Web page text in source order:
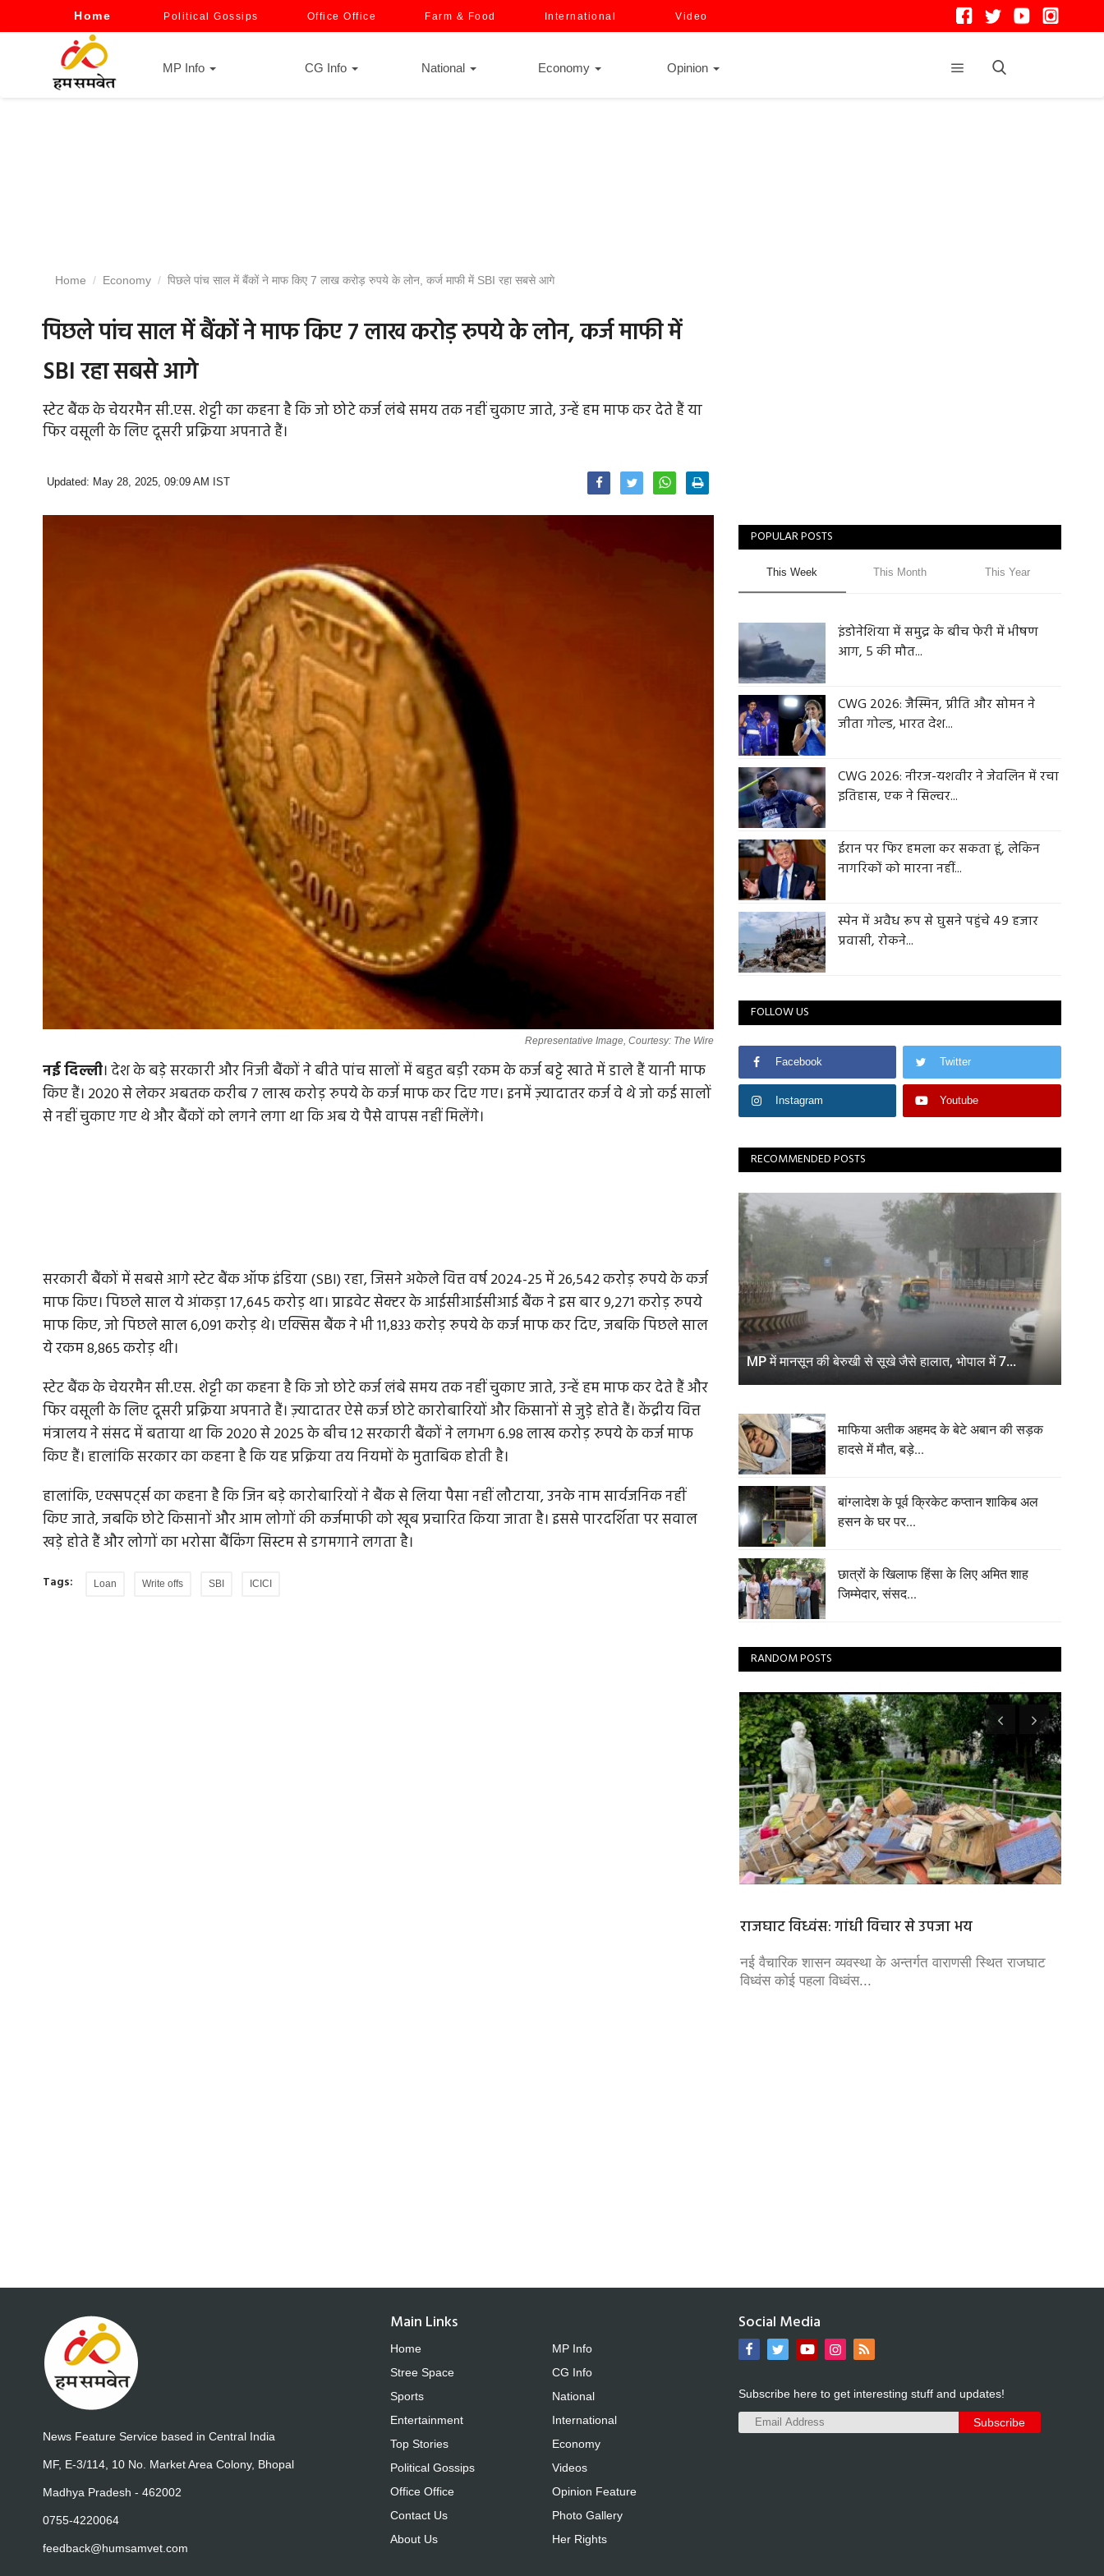
Home Political Gossips Office Office Farm & Food International Video
MP Info CG Info National Economy Opinion
Home Economy पिछले पांच साल में बैंकों ने माफ किए 7 लाख करोड़ रुपये के लोन, कर्ज माफी में SBI रहा सबसे आगे
पिछले पांच साल में बैंकों ने माफ किए 7 लाख करोड़ रुपये के लोन, कर्ज माफी में
SBI रहा सबसे आगे
स्टेट बैंक के चेयरमैन सी.एस. शेट्टी का कहना है कि जो छोटे कर्ज लंबे समय तक नहीं चुकाए जाते, उन्हें हम माफ कर देते हैं या
फिर वसूली के लिए दूसरी प्रक्रिया अपनाते हैं।
Updated: May 28, 2025, 09:09 AM IST
Representative Image, Courtesy: The Wire
नईदिल्ली। देश के बड़े सरकारी और निजी बैंकों ने बीते पांच सालों में बहुत बड़ी रकम के कर्ज बट्टे खाते में डाले हैं यानी माफ
किए हैं। 2020 से लेकर अबतक करीब 7 लाख करोड़ रुपये के कर्ज माफ कर दिए गए। इनमें ज़्यादातर कर्ज वे थे जो कई सालों
से नहीं चुकाए गए थे और बैंकों को लगने लगा था कि अब ये पैसे वापस नहीं मिलेंगे।
सरकारी बैंकों में सबसे आगे स्टेट बैंक ऑफ इंडिया (SBI) रहा, जिसने अकेले वित्त वर्ष 2024-25 में 26,542 करोड़ रुपये के कर्ज
माफ किए। पिछले साल ये आंकड़ा 17,645 करोड़ था। प्राइवेट सेक्टर के आईसीआईसीआई बैंक ने इस बार 9,271 करोड़ रुपये
माफ किए, जो पिछले साल 6,091 करोड़ थे। एक्सिस बैंक ने भी 11,833 करोड़ रुपये के कर्ज माफ कर दिए, जबकि पिछले साल
ये रकम 8,865 करोड़ थी।
स्टेट बैंक के चेयरमैन सी.एस. शेट्टी का कहना है कि जो छोटे कर्ज लंबे समय तक नहीं चुकाए जाते, उन्हें हम माफ कर देते हैं और
फिर वसूली के लिए दूसरी प्रक्रिया अपनाते हैं। ज़्यादातर ऐसे कर्ज छोटे कारोबारियों और किसानों से जुड़े होते हैं। केंद्रीय वित्त
मंत्रालय ने संसद में बताया था कि 2020 से 2025 के बीच 12 सरकारी बैंकों ने लगभग 6.98 लाख करोड़ रुपये के कर्ज माफ
किए हैं। हालांकि सरकार का कहना है कि यह प्रक्रिया तय नियमों के मुताबिक होती है।
हालांकि, एक्सपर्ट्स का कहना है कि जिन बड़े कारोबारियों ने बैंक से लिया पैसा नहीं लौटाया, उनके नाम सार्वजनिक नहीं
किए जाते, जबकि छोटे किसानों और आम लोगों की कर्जमाफी को खूब प्रचारित किया जाता है। इससे पारदर्शिता पर सवाल
खड़े होते हैं और लोगों का भरोसा बैंकिंग सिस्टम से डगमगाने लगता है।
Tags: Loan Write offs SBI ICICI
POPULAR POSTS
This Week This Month This Year
इंडोनेशिया में समुद्र के बीच फेरी में भीषण
आग, 5 की मौत...
CWG 2026: जैस्मिन, प्रीति और सोमन ने
जीता गोल्ड, भारत देश...
CWG 2026: नीरज-यशवीर ने जेवलिन में रचा
इतिहास, एक ने सिल्वर...
ईरान पर फिर हमला कर सकता हूं, लेकिन
नागरिकों को मारना नहीं...
स्पेन में अवैध रूप से घुसने पहुंचे 49 हजार
प्रवासी, रोकने...
FOLLOW US
Facebook Twitter
Instagram Youtube
RECOMMENDED POSTS
MP में मानसून की बेरुखी से सूखे जैसे हालात, भोपाल में 7...
माफिया अतीक अहमद के बेटे अबान की सड़क
हादसे में मौत, बड़े...
बांग्लादेश के पूर्व क्रिकेट कप्तान शाकिब अल
हसन के घर पर...
छात्रों के खिलाफ हिंसा के लिए अमित शाह
जिम्मेदार, संसद...
RANDOM POSTS
राजघाट विध्वंस: गांधी विचार से उपजा भय
नई वैचारिक शासन व्यवस्था के अन्तर्गत वाराणसी स्थित राजघाट
विध्वंस कोई पहला विध्वंस...
News Feature Service based in Central India
MF, E-3/114, 10 No. Market Area Colony, Bhopal
Madhya Pradesh - 462002
0755-4220064
feedback@humsamvet.com
Main Links
Home
Stree Space
Sports
Entertainment
Top Stories
Political Gossips
Office Office
Contact Us
About Us
MP Info
CG Info
National
International
Economy
Videos
Opinion Feature
Photo Gallery
Her Rights
Social Media
Subscribe here to get interesting stuff and updates!